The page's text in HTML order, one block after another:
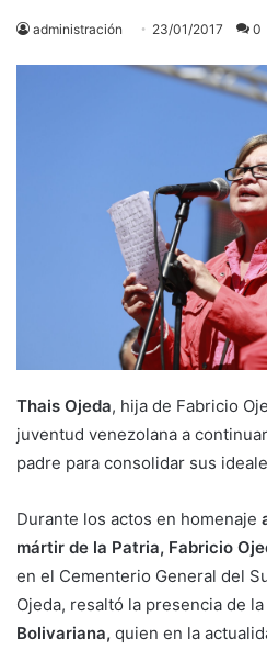
administración 23/01/2017 0
Thais Ojeda, hija de Fabricio
juventud venezolana a
padre para consolidar sus
Durante los actos en homenaje
mártir de la Patria, Fabricio
en el Cementerio General del
Ojeda, resaltó la presencia de la
Bolivariana, quien en la